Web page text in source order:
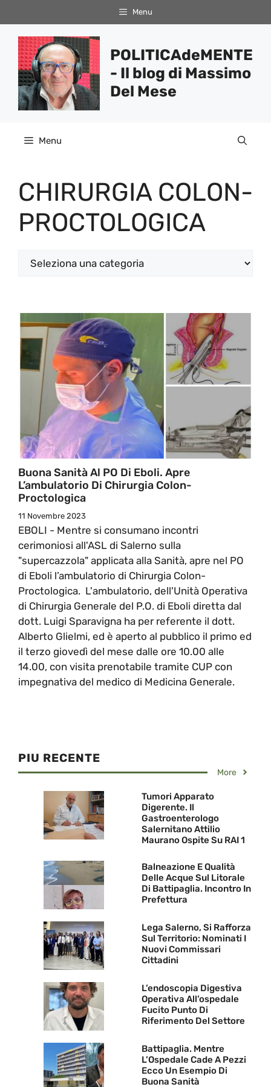
al
contenuto
Menu
POLITICAdeMENTE
- Il blog di Massimo
Del Mese
Menu
CHIRURGIA COLON-
PROCTOLOGICA
Categorie
Buona Sanità Al PO Di Eboli. Apre
L’ambulatorio Di Chirurgia Colon-
Proctologica
11 Novembre 2023
EBOLI - Mentre si consumano incontri
cerimoniosi all'ASL di Salerno sulla
"supercazzola" applicata alla Sanità, apre nel PO
di Eboli l’ambulatorio di Chirurgia Colon-
Proctologica. L'ambulatorio, dell'Unità Operativa
di Chirurgia Generale del P.O. di Eboli diretta dal
dott. Luigi Sparavigna ha per referente il dott.
Alberto Glielmi, ed è aperto al pubblico il primo ed
il terzo giovedì del mese dalle ore 10.00 alle
14.00, con visita prenotabile tramite CUP con
impegnativa del medico di Medicina Generale.
PIU RECENTE
More
Tumori Apparato
Digerente. Il
Gastroenterologo
Salernitano Attilio
Maurano Ospite Su RAI 1
Balneazione E Qualità
Delle Acque Sul Litorale
Di Battipaglia. Incontro In
Prefettura
Lega Salerno, Si Rafforza
Sul Territorio: Nominati I
Nuovi Commissari
Cittadini
L’endoscopia Digestiva
Operativa All’ospedale
Fucito Punto Di
Riferimento Del Settore
Battipaglia. Mentre
L’Ospedale Cade A Pezzi
Ecco Un Esempio Di
Buona Sanità